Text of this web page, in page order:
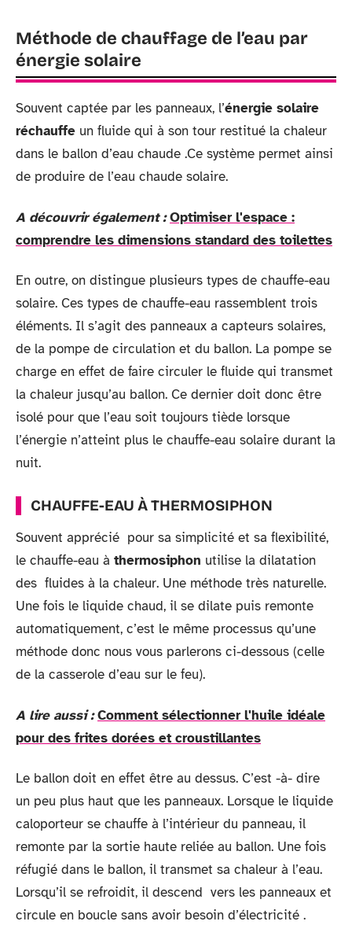
Méthode de chauffage de l’eau par
énergie solaire
Souvent captée par les panneaux, l’énergie solaire
réchauffe un fluide qui à son tour restitué la chaleur
dans le ballon d’eau chaude .Ce système permet ainsi
de produire de l’eau chaude solaire.
A découvrir également : Optimiser l'espace :
comprendre les dimensions standard des toilettes
En outre, on distingue plusieurs types de chauffe-eau
solaire. Ces types de chauffe-eau rassemblent trois
éléments. Il s’agit des panneaux a capteurs solaires,
de la pompe de circulation et du ballon. La pompe se
charge en effet de faire circuler le fluide qui transmet
la chaleur jusqu’au ballon. Ce dernier doit donc être
isolé pour que l’eau soit toujours tiède lorsque
l’énergie n’atteint plus le chauffe-eau solaire durant la
nuit.
CHAUFFE-EAU À THERMOSIPHON
Souvent apprécié pour sa simplicité et sa flexibilité,
le chauffe-eau à thermosiphon utilise la dilatation
des fluides à la chaleur. Une méthode très naturelle.
Une fois le liquide chaud, il se dilate puis remonte
automatiquement, c’est le même processus qu’une
méthode donc nous vous parlerons ci-dessous (celle
de la casserole d’eau sur le feu).
A lire aussi : Comment sélectionner l'huile idéale
pour des frites dorées et croustillantes
Le ballon doit en effet être au dessus. C’est -à- dire
un peu plus haut que les panneaux. Lorsque le liquide
caloporteur se chauffe à l’intérieur du panneau, il
remonte par la sortie haute reliée au ballon. Une fois
réfugié dans le ballon, il transmet sa chaleur à l’eau.
Lorsqu’il se refroidit, il descend vers les panneaux et
circule en boucle sans avoir besoin d’électricité .